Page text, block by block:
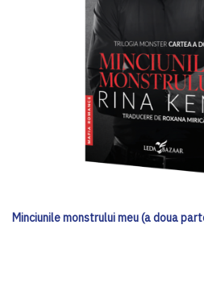
Minciunile monstrului meu (a doua